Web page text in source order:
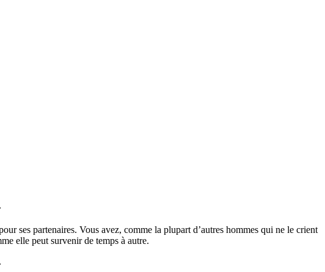
ses partenaires. Vous avez, comme la plupart d’autres hommes qui ne le crient
elle peut survenir de temps à autre.